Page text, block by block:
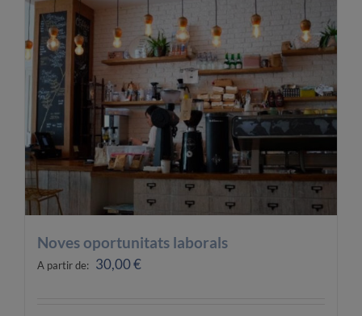
OFERTES LABORALS
COL·LABORA
LA BOTIGA
Noves oportunitats laborals
A partir de: 30,00€